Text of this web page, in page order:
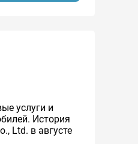
услуги и
История
Ltd. в августе